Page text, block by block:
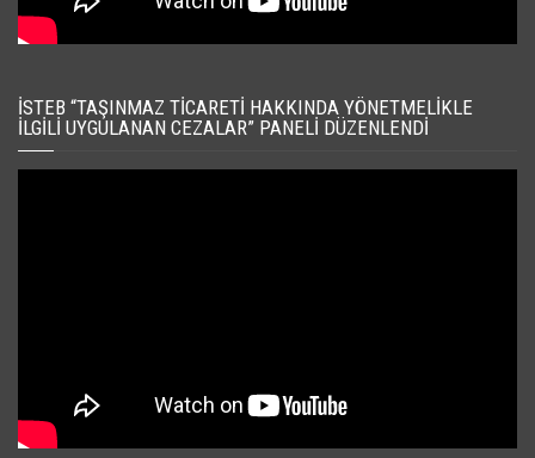
İSTEB “TAŞINMAZ TICARETI HAKKINDA YÖNETMELIKLE
İLGILI UYGULANAN CEZALAR” PANELI DÜZENLENDI